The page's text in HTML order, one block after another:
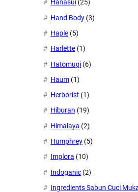
Hanasui (25)
Hand Body (3)
Haple (5)
Harlette (1)
Hatomugi (6)
Haum (1)
Herborist (1)
Hiburan (19)
Himalaya (2)
Humphrey (5)
Implora (10)
Indoganic (2)
Ingredients Sabun Cuci